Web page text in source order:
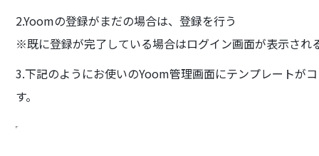
2.Yoomの登録がまだの場合は、登録を行う
※既に登録が完了している場合はログイン画面が表示され
3.下記のようにお使いのYoom管理画面にテンプレートが
す。